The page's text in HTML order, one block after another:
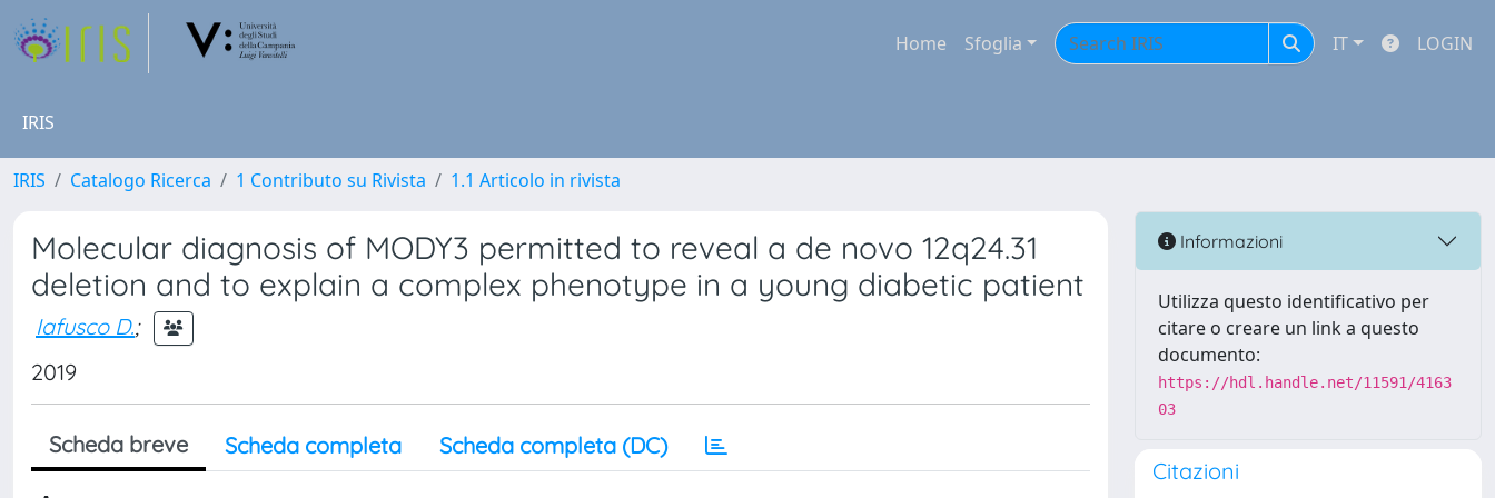
Home Sfoglia IT LOGIN
IRIS
IRIS Catalogo Ricerca 1 Contributo su Rivista 1.1 Articolo in rivista
Molecular diagnosis of MODY3 permitted to reveal a de novo 12q24.31
deletion and to explain a complex phenotype in a young diabetic patient
Iafusco D.;
2019
Scheda breve Scheda completa Scheda completa (DC)
Informazioni
Utilizza questo identificativo per
citare o creare un link a questo
documento:
https://hdl.handle.net/11591/4163
03
Citazioni